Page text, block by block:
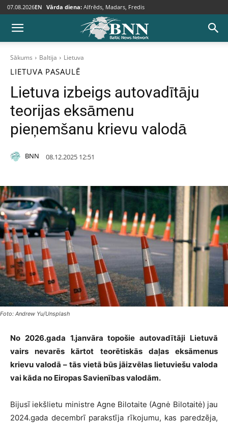
07.08.2026EN Vārda diena: Alfrēds, Madars, Fredis
Sākums Baltija Lietuva
LIETUVA PASAULĒ
Lietuva izbeigs autovadītāju
teorijas eksāmenu
pieņemšanu krievu valodā
BNN 08.12.2025 12:51
Foto: Andrew Yu/Unsplash
No 2026.gada 1.janvāra topošie autovadītāji Lietuvā
vairs nevarēs kārtot teorētiskās daļas eksāmenus
krievu valodā – tās vietā būs jāizvēlas lietuviešu valoda
vai kāda no Eiropas Savienības valodām.
Bijusī iekšlietu ministre Agne Bilotaite (Agnė Bilotaitė) jau
2024.gada decembrī parakstīja rīkojumu, kas paredzēja,